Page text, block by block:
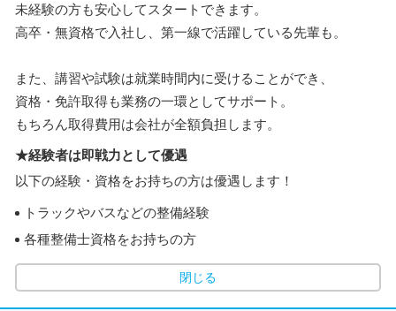
未経験の方も安心してスタートできます。
高卒・無資格で入社し、第一線で活躍している先輩も。
また、講習や試験は就業時間内に受けることができ、
資格・免許取得も業務の一環としてサポート。
もちろん取得費用は会社が全額負担します。
★経験者は即戦力として優遇
以下の経験・資格をお持ちの方は優遇します！
トラックやバスなどの整備経験
各種整備士資格をお持ちの方
閉じる